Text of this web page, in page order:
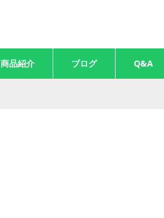
商品紹介 ブログ Q&A